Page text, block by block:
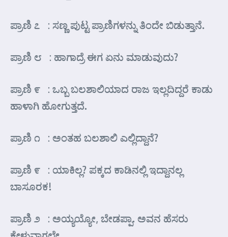
ಪ್ರಾಣಿ ೭ : ಸಣ್ಣ ಪುಟ್ಟ ಪ್ರಾಣಿಗಳನ್ನು ತಿಂದೇ ಬಿಡುತ್ತಾನೆ.
ಪ್ರಾಣಿ ೮ : ಹಾಗಾದ್ರೆ ಈಗ ಏನು ಮಾಡುವುದು?
ಪ್ರಾಣಿ ೯ : ಒಬ್ಬ ಬಲಶಾಲಿಯಾದ ರಾಜ ಇಲ್ಲದಿದ್ದರೆ ಕಾಡು
ಹಾಳಾಗಿ ಹೋಗುತ್ತದೆ.
ಪ್ರಾಣಿ ೧ : ಅಂತಹ ಬಲಶಾಲಿ ಎಲ್ಲಿದ್ದಾನೆ?
ಪ್ರಾಣಿ ೯ : ಯಾಕಿಲ್ಲ? ಪಕ್ಕದ ಕಾಡಿನಲ್ಲಿ ಇದ್ದಾನಲ್ಲ
ಬಾಸೂರಕ!
ಪ್ರಾಣಿ ೨ : ಅಯ್ಯಯ್ಯೋ, ಬೇಡಪ್ಪಾ. ಅವನ ಹೆಸರು